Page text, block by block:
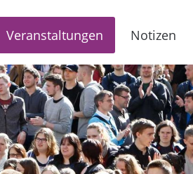
Veranstaltungen Notizen